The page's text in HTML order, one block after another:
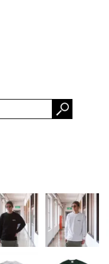
FABRICS
Mountaineering